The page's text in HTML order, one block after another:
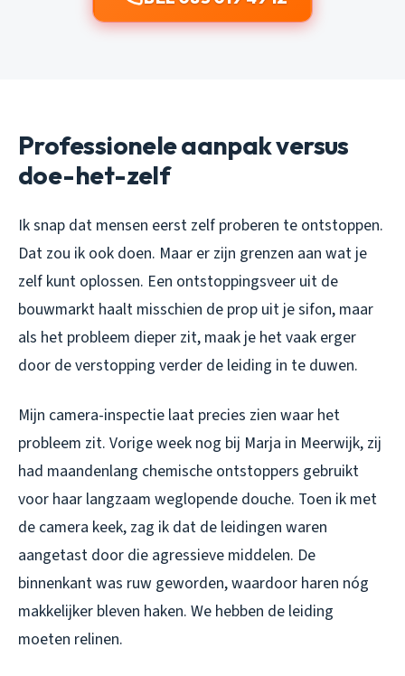
Professionele aanpak versus
doe-het-zelf
Ik snap dat mensen eerst zelf proberen te ontstoppen.
Dat zou ik ook doen. Maar er zijn grenzen aan wat je
zelf kunt oplossen. Een ontstoppingsveer uit de
bouwmarkt haalt misschien de prop uit je sifon, maar
als het probleem dieper zit, maak je het vaak erger
door de verstopping verder de leiding in te duwen.
Mijn camera-inspectie laat precies zien waar het
probleem zit. Vorige week nog bij Marja in Meerwijk, zij
had maandenlang chemische ontstoppers gebruikt
voor haar langzaam weglopende douche. Toen ik met
de camera keek, zag ik dat de leidingen waren
aangetast door die agressieve middelen. De
binnenkant was ruw geworden, waardoor haren nóg
makkelijker bleven haken. We hebben de leiding
moeten relinen.